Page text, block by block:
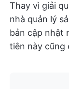
Thay vì giải
nhà quản lý
bản cập nhật
tiên này cũng